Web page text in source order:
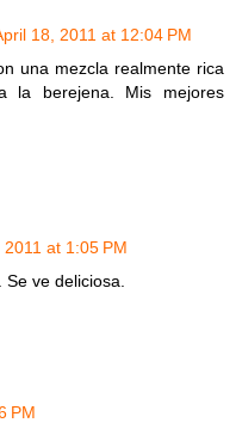
18, 2011 at 12:04 PM
una mezcla realmente rica
la berejena. Mis mejores
at 1:05 PM
ve deliciosa.
PM